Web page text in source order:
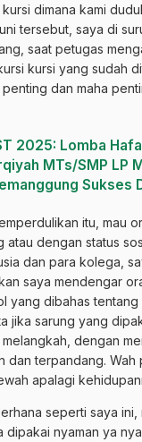
dimana kami
tersebut, saya di
saat petugas
kursi yang sudah
dan maha
2025: Lomba
MTs/SMP LP
Sukses
itu, mau
atau dengan status
dan para kolega,
saya mendengar
yang dibahas tentang
jika sarung yang
dengan
dan terpandang. Wah
apalagi
seperti saya ini,
dipakai nyaman ya